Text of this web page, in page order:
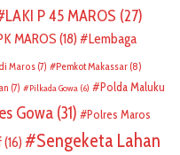
LAKI P 45 MAROS (27)
MAROS(18)
Lembaga
Maros (7) Pemkot Makassar (8)
(7) Pilkada Gowa (6)
Polda Maluku
Gowa (31)
Polres Maros
(16)
Sengeketa Lahan